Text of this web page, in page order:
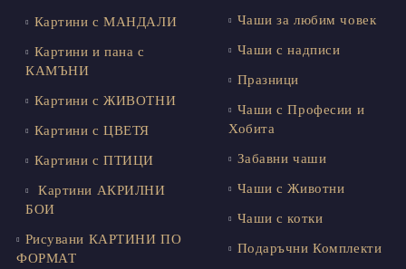
Картини с МАНДАЛИ
Картини и пана с
КАМЪНИ
Картини с ЖИВОТНИ
Картини с ЦВЕТЯ
Картини с ПТИЦИ
Картини АКРИЛНИ
БОИ
Рисувани КАРТИНИ ПО
ФОРМАТ
Чаши за любим човек
Чаши с надписи
Празници
Чаши с Професии и
Хобита
Забавни чаши
Чаши с Животни
Чаши с котки
Подаръчни Комплекти